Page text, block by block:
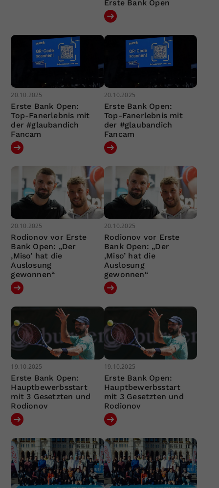
Erste Bank Open
20.10.2025
Erste Bank Open:
Top-Fanerlebnis mit
der #glaubandich
Fancam
20.10.2025
Erste Bank Open:
Top-Fanerlebnis mit
der #glaubandich
Fancam
20.10.2025
Rodionov vor Erste
Bank Open: „Der
‚Miso’ hat die
Auslosung
gewonnen“
20.10.2025
Rodionov vor Erste
Bank Open: „Der
‚Miso’ hat die
Auslosung
gewonnen“
19.10.2025
Erste Bank Open:
Hauptbewerbsstart
mit 3 Gesetzten und
Rodionov
19.10.2025
Erste Bank Open:
Hauptbewerbsstart
mit 3 Gesetzten und
Rodionov